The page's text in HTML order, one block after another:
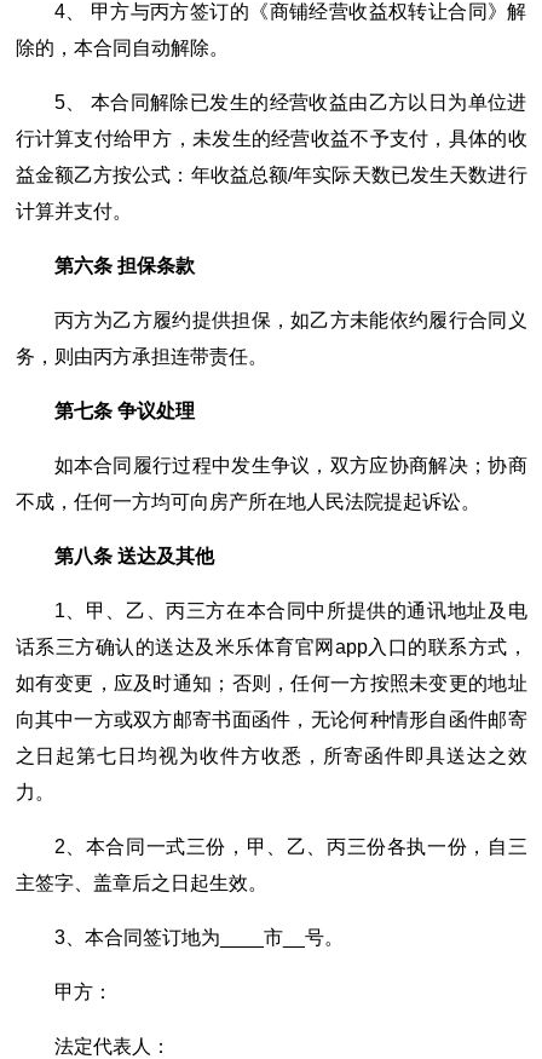
4、 甲方与丙方签订的《商铺经营收益权转让合同》解
除的，本合同自动解除。
5、 本合同解除已发生的经营收益由乙方以日为单位进
行计算支付给甲方，未发生的经营收益不予支付，具体的收
益金额乙方按公式：年收益总额/年实际天数已发生天数进行
计算并支付。
第六条 担保条款
丙方为乙方履约提供担保，如乙方未能依约履行合同义
务，则由丙方承担连带责任。
第七条 争议处理
如本合同履行过程中发生争议，双方应协商解决；协商
不成，任何一方均可向房产所在地人民法院提起诉讼。
第八条 送达及其他
1、甲、乙、丙三方在本合同中所提供的通讯地址及电
话系三方确认的送达及米乐体育官网app入口的联系方式，
如有变更，应及时通知；否则，任何一方按照未变更的地址
向其中一方或双方邮寄书面函件，无论何种情形自函件邮寄
之日起第七日均视为收件方收悉，所寄函件即具送达之效
力。
2、本合同一式三份，甲、乙、丙三份各执一份，自三
主签字、盖章后之日起生效。
3、本合同签订地为____市__号。
甲方：
法定代表人：